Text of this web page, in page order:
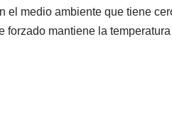
medio ambiente que tiene
mantiene la temperatura